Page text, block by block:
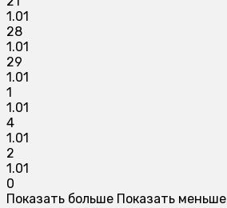
1.01
28
1.01
29
1.01
1
1.01
4
1.01
2
1.01
0
Показать больше Показать меньше